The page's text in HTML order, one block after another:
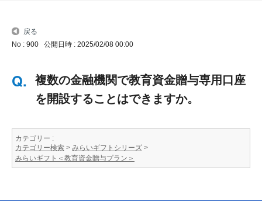
戻る
No : 900 公開日時 : 2025/02/08 00:00
複数の金融機関で教育資金贈与専用口座
を開設することはできますか。
カテゴリー :
カテゴリー検索 > みらいギフトシリーズ >
みらいギフト＜教育資金贈与プラン＞